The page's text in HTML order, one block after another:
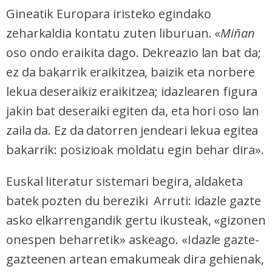
Gineatik Europara iristeko egindako
zeharkaldia kontatu zuten liburuan. «Miñan
oso ondo eraikita dago. Dekreazio lan bat da;
ez da bakarrik eraikitzea, baizik eta norbere
lekua deseraikiz eraikitzea; idazlearen figura
jakin bat deseraiki egiten da, eta hori oso lan
zaila da. Ez da datorren jendeari lekua egitea
bakarrik: posizioak moldatu egin behar dira».
Euskal literatur sistemari begira, aldaketa
batek pozten du bereziki Arruti: idazle gazte
asko elkarrengandik gertu ikusteak, «gizonen
onespen beharretik» askeago. «Idazle gazte-
gazteenen artean emakumeak dira gehienak,